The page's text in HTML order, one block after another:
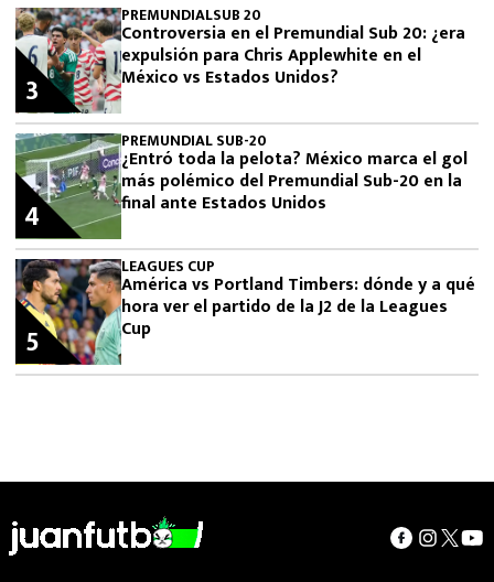
PREMUNDIALSUB 20
Controversia en el Premundial Sub 20: ¿era
expulsión para Chris Applewhite en el
México vs Estados Unidos?
3
PREMUNDIAL SUB-20
¿Entró toda la pelota? México marca el gol
más polémico del Premundial Sub-20 en la
final ante Estados Unidos
4
LEAGUES CUP
América vs Portland Timbers: dónde y a qué
hora ver el partido de la J2 de la Leagues
Cup
5